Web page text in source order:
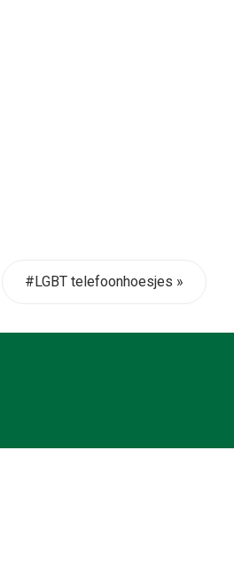
#LGBT telefoonhoesjes »